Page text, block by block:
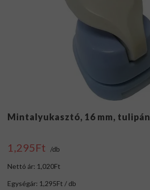
Mintalyukasztó, 16 mm, tulipán
1,295Ft /db
Nettó ár: 1,020Ft
Egységár: 1,295Ft / db